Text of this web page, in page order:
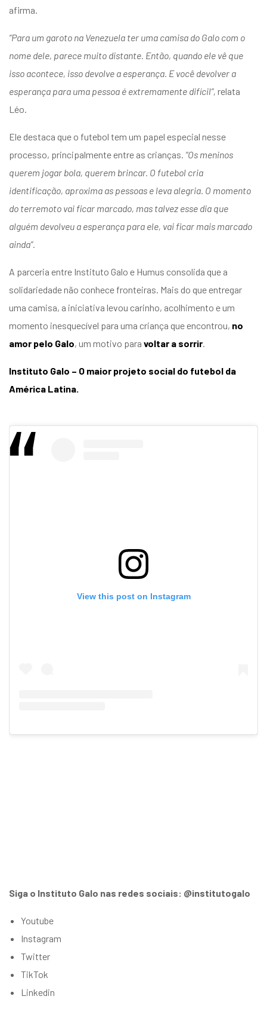
afirma.
“Para um garoto na Venezuela ter uma camisa do Galo com o
nome dele, parece muito distante. Então, quando ele vê que
isso acontece, isso devolve a esperança. E você devolver a
esperança para uma pessoa é extremamente difícil”, relata
Léo.
Ele destaca que o futebol tem um papel especial nesse
processo, principalmente entre as crianças. “Os meninos
querem jogar bola, querem brincar. O futebol cria
identificação, aproxima as pessoas e leva alegria. O momento
do terremoto vai ficar marcado, mas talvez esse dia que
alguém devolveu a esperança para ele, vai ficar mais marcado
ainda”.
A parceria entre Instituto Galo e Humus consolida que a
solidariedade não conhece fronteiras. Mais do que entregar
uma camisa, a iniciativa levou carinho, acolhimento e um
momento inesquecível para uma criança que encontrou, no
amor pelo Galo, um motivo para voltar a sorrir
Instituto Galo – O maior projeto social do futebol da
América Latina.
View this post on Instagram
Siga o Instituto Galo nas redes sociais: @institutogalo
Youtube
Instagram
Twitter
TikTok
Linkedin